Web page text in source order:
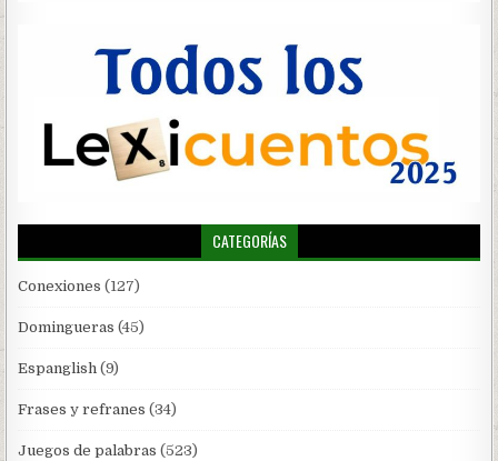
CATEGORÍAS
Conexiones (127)
Domingueras (45)
Espanglish (9)
Frases y refranes (34)
Juegos de palabras (523)